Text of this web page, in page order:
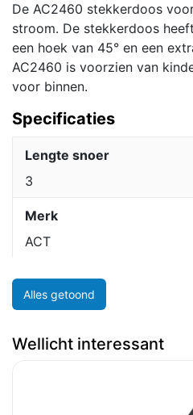
De AC2460 stekkerdoos
stroom. De stekkerdoos
een hoek van 45° en een
AC2460 is voorzien van
voor binnen.
Specificaties
Lengte snoer
3
Merk
ACT
Alles getoond
Wellicht interessant